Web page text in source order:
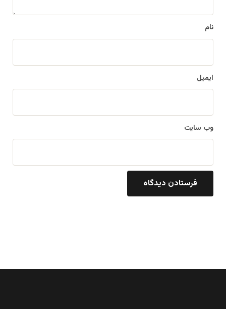
نام
ایمیل
وب‌ سایت